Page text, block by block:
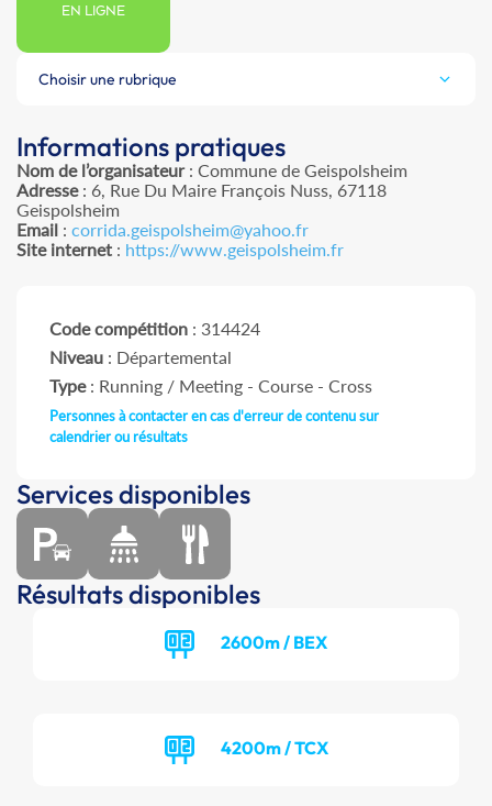
EN LIGNE
Choisir une rubrique
Informations pratiques
Nom de l’organisateur: Commune de Geispolsheim
Adresse: 6, Rue Du Maire François Nuss, 67118
Geispolsheim
Email : corrida.geispolsheim@yahoo.fr
Site internet : https://www.geispolsheim.fr
Code compétition : 314424
Niveau : Départemental
Type: Running / Meeting - Course - Cross
Personnes à contacter en cas d'erreur de contenu sur
calendrier ou résultats
Services disponibles
Résultats disponibles
2600m / BEX
4200m / TCX